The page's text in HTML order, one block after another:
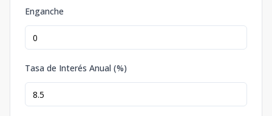
Enganche
Tasa de Interés Anual (%)